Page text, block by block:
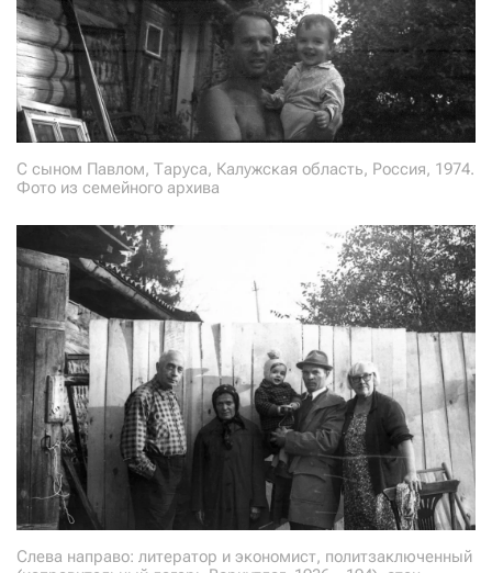
С сыном Павлом, Таруса, Калужская область, Россия, 1974.
Фото из семейного архива
Слева направо: литератор и экономист, политзаключенный